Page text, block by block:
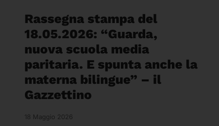
Rassegna stampa del
18.05.2026: “Guarda,
nuova scuola media
paritaria. E spunta anche la
materna bilingue” – il
Gazzettino
18 Maggio 2026